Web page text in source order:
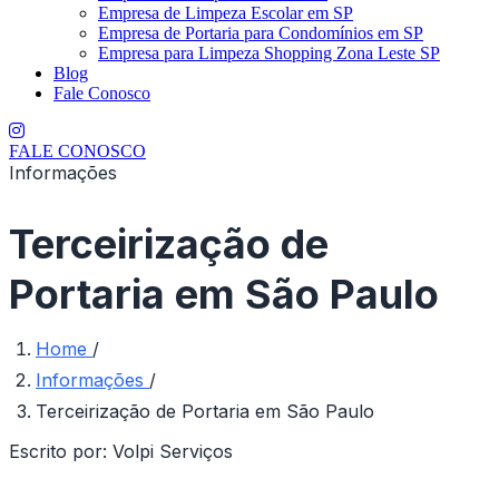
Empresa de Limpeza Escolar em SP
Empresa de Portaria para Condomínios em SP
Empresa para Limpeza Shopping Zona Leste SP
Blog
Fale Conosco
FALE CONOSCO
Informações
Terceirização de
Portaria em São Paulo
Home /
Informações /
Terceirização de Portaria em São Paulo
Escrito por: Volpi Serviços